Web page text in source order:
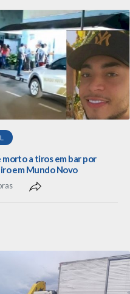
morto a tiros em bar por
em Mundo Novo